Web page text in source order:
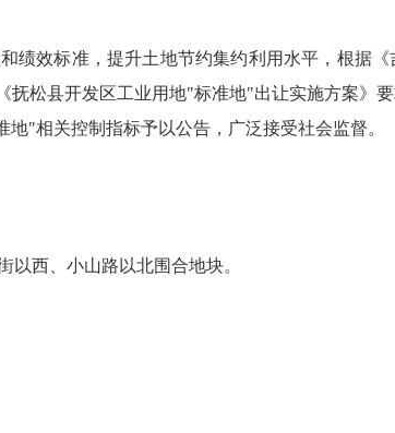
效标准，提升土地节约集约利用水平，根据《
抚松县开发区工业用地"标准地"出让实施方案》
"相关控制指标予以公告，广泛接受社会监督。
西、小山路以北围合地块。